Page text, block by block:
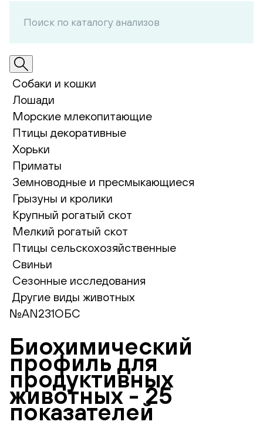
Собаки и кошки
Лошади
Морские млекопитающие
Птицы декоративные
Хорьки
Приматы
Земноводные и пресмыкающиеся
Грызуны и кролики
Крупный рогатый скот
Мелкий рогатый скот
Птицы сельскохозяйственные
Свиньи
Сезонные исследования
Другие виды животных
№AN231ОБС
Биохимический
профиль для
продуктивных
животных - 25
показателей